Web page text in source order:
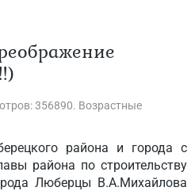
356890. Возрастные
района и города с
района по строительству
Люберцы В.А.Михайлова